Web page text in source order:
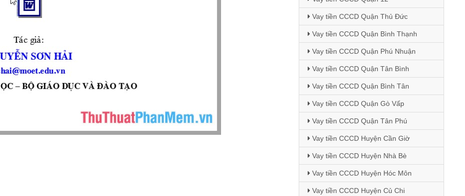
Vay tiền CCCD Quận Thủ Đức
Vay tiền CCCD Quận Bình Thạnh
Vay tiền CCCD Quận Phú Nhuận
Vay tiền CCCD Quận Tân Bình
Vay tiền CCCD Quận Bình Tân
Vay tiền CCCD Quận Gò Vấp
Vay tiền CCCD Quận Tân Phú
Vay tiền CCCD Huyện Cần Giờ
Vay tiền CCCD Huyện Nhà Bè
Vay tiền CCCD Huyện Hóc Môn
Vay tiền CCCD Huyện Củ Chi